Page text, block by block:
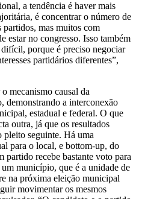
a tendência é haver mais
é concentrar o número de
mas muitos com
estar no congresso. Isso também
porque é preciso negociar
partidários diferentes”,
mecanismo causal da
demonstrando a interconexão
estadual e federal. O que
outra, já que os resultados
pleito seguinte. Há uma
para o local, e bottom-up, do
partido recebe bastante voto para
município, que é a unidade de
na próxima eleição municipal
movimentar os mesmos